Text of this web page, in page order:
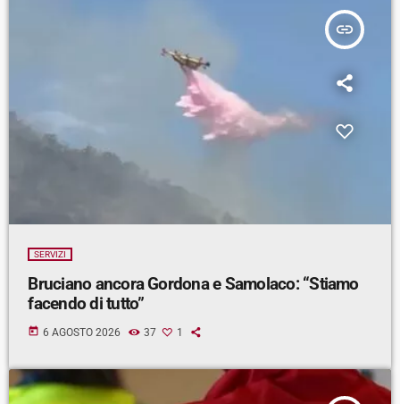
insert_link
SERVIZI
Bruciano ancora Gordona e Samolaco: “Stiamo
facendo di tutto”
today 6 AGOSTO 2026 37 1